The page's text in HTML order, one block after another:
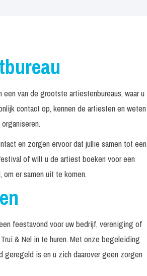
van de grootste artiestenbureaus, waar u
contact op, kennen de artiesten en weten
en zorgen ervoor dat jullie samen tot een
of wilt u de artiest boeken voor een
er samen uit te komen.
feestavond voor uw bedrijf, vereniging of
& Nel in te huren. Met onze begeleiding
geregeld is en u zich daarover geen zorgen